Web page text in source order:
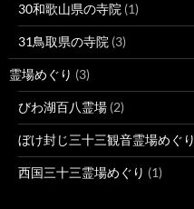
30和歌山県の寺院 (1)
31鳥取県の寺院 (3)
霊場めぐり (3)
びわ湖百八霊場 (2)
ぼけ封じ三十三観音霊場めぐり
西国三十三霊場めぐり (1)